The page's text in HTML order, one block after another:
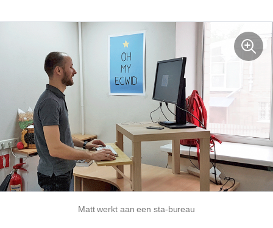
Matt werkt aan een sta-bureau